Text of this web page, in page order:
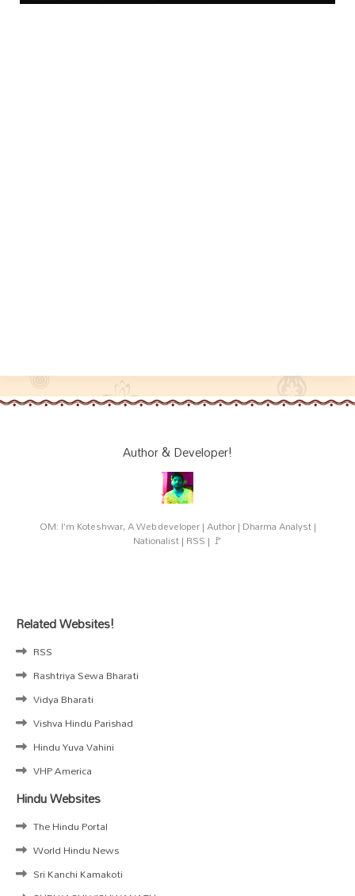
Author & Developer!
OM: I'm Koteshwar, A Web developer | Author | Dharma Analyst |
Nationalist | RSS | 🚩
Related Websites!
RSS
Rashtriya Sewa Bharati
Vidya Bharati
Vishva Hindu Parishad
Hindu Yuva Vahini
VHP America
Hindu Websites
The Hindu Portal
World Hindu News
Sri Kanchi Kamakoti